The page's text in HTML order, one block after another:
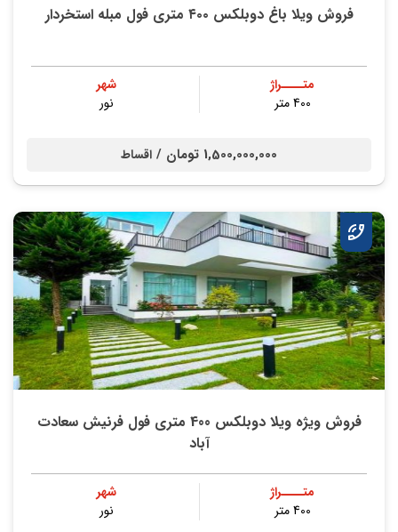
فروش ویلا باغ دوبلکس ۴۰۰ متری فول مبله استخردار
متــــراژ
400 متر
شهر
نور
1,500,000,000 تومان / اقساط
فروش ویژه ویلا دوبلکس 400 متری فول فرنیش سعادت
آباد
متــــراژ
400 متر
شهر
نور